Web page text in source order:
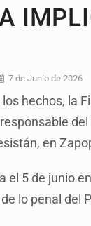
7 de Junio de 2026
hechos, la
en
el 5 de junio
lo penal del